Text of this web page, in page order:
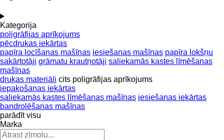
Kategorija
poligrāfijas aprīkojums
pēcdrukas iekārtas
papīra locīšanas mašīnas iesiešanas mašīnas papīra lokšņu
sakārtotāji grāmatu krautņotāji saliekamās kastes līmēšanas
mašīnas
drukas materiāli cits poligrāfijas aprīkojums
iepakošanas iekārtas
saliekamās kastes līmēšanas mašīnas iesiešanas iekārtas
bandrolēšanas mašīnas
parādīt visu
Marka